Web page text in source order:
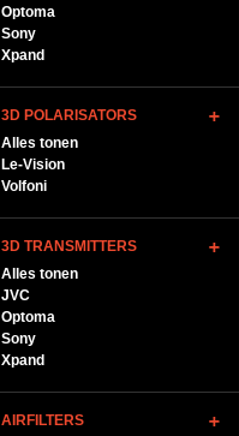
Optoma
Sony
Xpand
3D POLARISATORS
Alles tonen
Le-Vision
Volfoni
3D TRANSMITTERS
Alles tonen
JVC
Optoma
Sony
Xpand
AIRFILTERS